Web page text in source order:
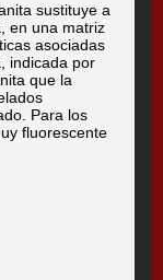
sustituye a
en una matriz
asociadas
indicada por
que la
Para los
fluorescente